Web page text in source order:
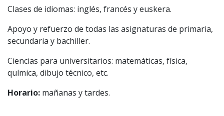
Clases de idiomas: inglés, francés y euskera.
Apoyo y refuerzo de todas las asignaturas de primaria,
secundaria y bachiller.
Ciencias para universitarios: matemáticas, física,
química, dibujo técnico, etc.
Horario: mañanas y tardes.